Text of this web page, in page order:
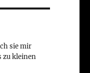
sie mir
zu kleinen